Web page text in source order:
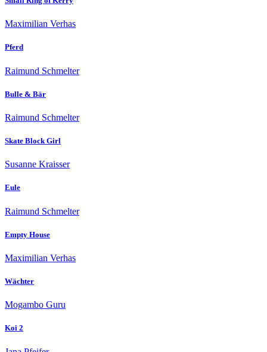
Maximilian Verhas
Pferd
Raimund Schmelter
Bulle & Bär
Raimund Schmelter
Skate Block Girl
Susanne Kraisser
Eule
Raimund Schmelter
Empty House
Maximilian Verhas
Wächter
Mogambo Guru
Koi 2